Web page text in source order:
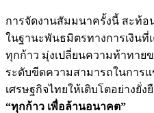
การจัดงานสัมมนาครั้งนี้ สะท้
ในฐานะพันธมิตรทางการเงินที่
ทุกก้าว มุ่งเปลี่ยนความท้าทาย
ระดับขีดความสามารถในการ
เศรษฐกิจไทยให้เติบโตอย่างยั่
“ทุกก้าว เพื่อล้านอนาคต”